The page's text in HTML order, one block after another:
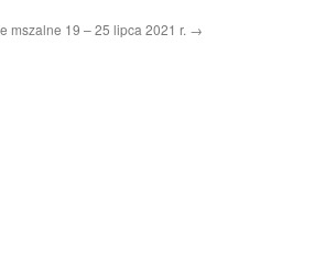
mszalne 19 – 25 lipca 2021 r. →